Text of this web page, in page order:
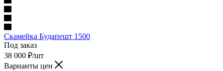
Скамейка Будапешт 1500
Под заказ
38 000 ₽/шт
Варианты цен